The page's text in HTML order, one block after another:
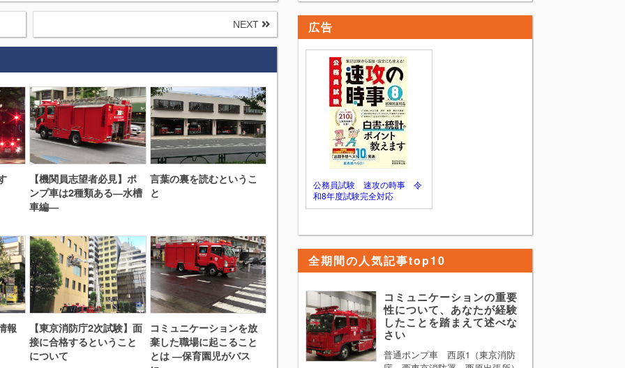
NEXT
【機関員志望者必見】ポ
ンプ車は2種類ある―水槽
車編―
言葉の裏を読むというこ
と
報
【東京消防庁2次試験】面
接に合格するということ
について
コミュニケーションを放
棄した職場に起こること
とは ―保育園児がバス
ってみてください。 ＜ヒント編＞ ●最も困
難だった経験とは・・・ 解答するにあた
り、まず論題にある 「最も困難な経験」
とはどのようなものか考える必要がありま
す。ただ、普通の学生生活を送ってきた中
で最も困難な経験といわれてもそれに見合
うようなものはないと考えてしまう方が多
いかと思います。 そのような方は 「最も
困難な経験」 を 「思い通りにいかなかっ
た経験」 と単純に置き換えて考えてみる
ことをお勧めします。そして、思い通りに
いかなかった際にどのように行動し、どの
ようなことを学んだのか多少盛ってでも構
わないのでPRすれば論題に答えることがで
きます。
広告
公務員試験 速攻の時事 令
和8年度試験完全対応
全期間の人気記事top10
コミュニケーションの重要
性について、あなたが経験
したことを踏まえて述べな
さい
普通ポンプ車 西原1（東京消防